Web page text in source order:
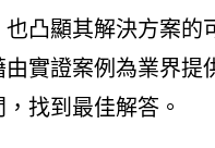
凸顯其解決方案的
實證案例為業界提
找到最佳解答。